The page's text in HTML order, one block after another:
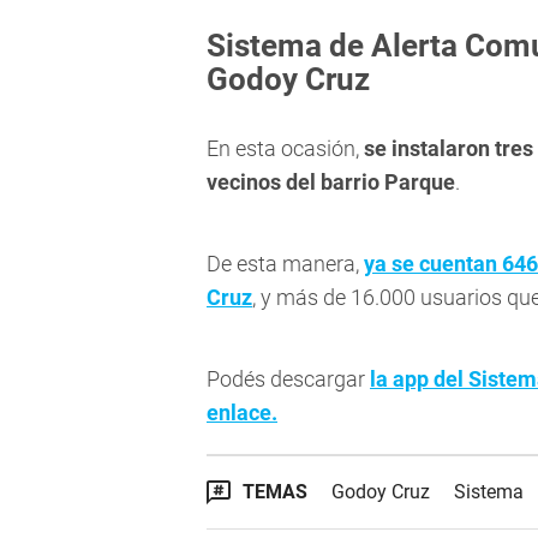
Sistema de Alerta
Godoy Cruz
En esta ocasión,se instalaron
vecinos del barrio Parque.
De esta manera,ya se cuentan
Cruz, y más de 16.000 usuarios
Podés descargar la app del
enlace.
TEMAS Godoy Cruz Sistema